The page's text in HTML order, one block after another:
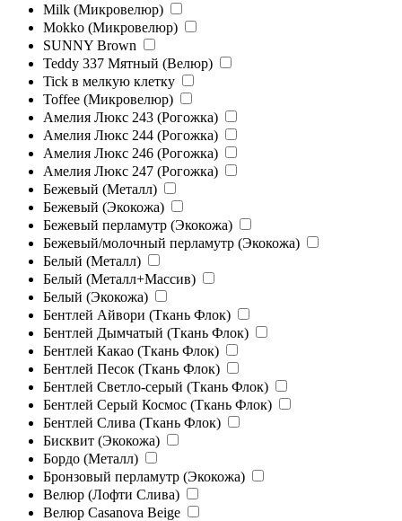
Milk (Микровелюр)
Mokko (Микровелюр)
SUNNY Brown
Teddy 337 Мятный (Велюр)
Tick в мелкую клетку
Toffee (Микровелюр)
Амелия Люкс 243 (Рогожка)
Амелия Люкс 244 (Рогожка)
Амелия Люкс 246 (Рогожка)
Амелия Люкс 247 (Рогожка)
Бежевый (Металл)
Бежевый (Экокожа)
Бежевый перламутр (Экокожа)
Бежевый/молочный перламутр (Экокожа)
Белый (Металл)
Белый (Металл+Массив)
Белый (Экокожа)
Бентлей Айвори (Ткань Флок)
Бентлей Дымчатый (Ткань Флок)
Бентлей Какао (Ткань Флок)
Бентлей Песок (Ткань Флок)
Бентлей Светло-серый (Ткань Флок)
Бентлей Серый Космос (Ткань Флок)
Бентлей Слива (Ткань Флок)
Бисквит (Экокожа)
Бордо (Металл)
Бронзовый перламутр (Экокожа)
Велюр (Лофти Слива)
Велюр Casanova Beige